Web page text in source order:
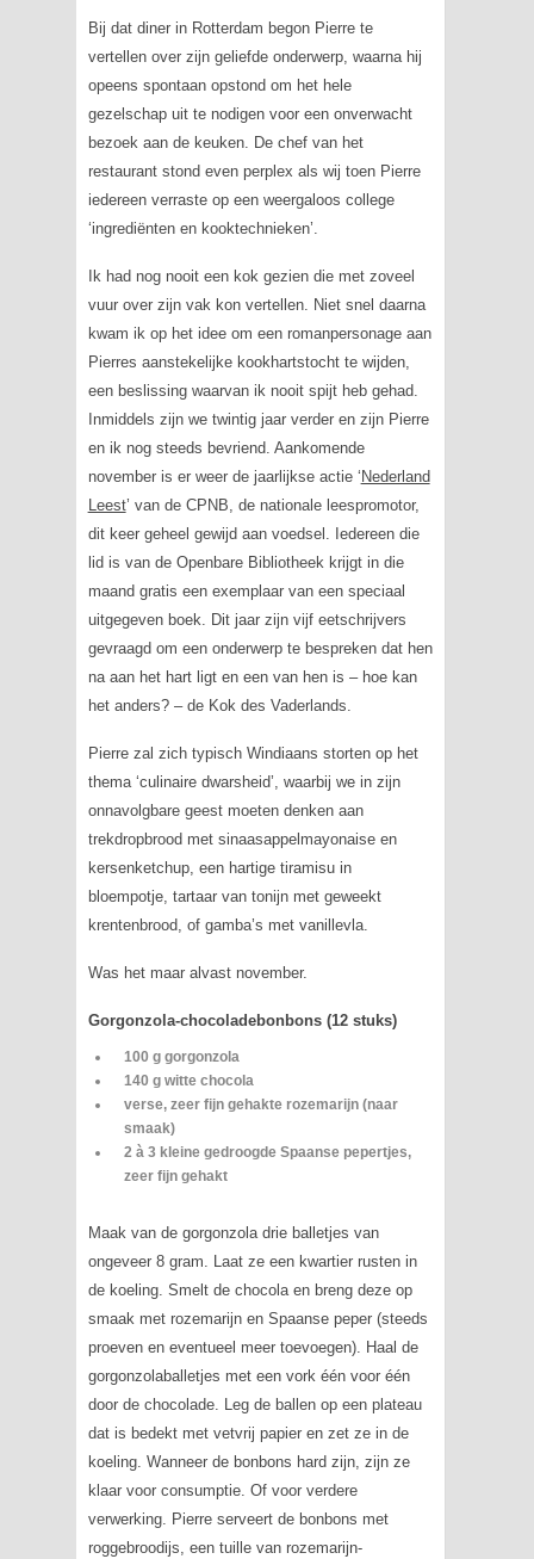
Bij dat diner in Rotterdam begon Pierre te
vertellen over zijn geliefde onderwerp, waarna hij
opeens spontaan opstond om het hele
gezelschap uit te nodigen voor een onverwacht
bezoek aan de keuken. De chef van het
restaurant stond even perplex als wij toen Pierre
iedereen verraste op een weergaloos college
‘ingrediënten en kooktechnieken’.
Ik had nog nooit een kok gezien die met zoveel
vuur over zijn vak kon vertellen. Niet snel daarna
kwam ik op het idee om een romanpersonage aan
Pierres aanstekelijke kookhartstocht te wijden,
een beslissing waarvan ik nooit spijt heb gehad.
Inmiddels zijn we twintig jaar verder en zijn Pierre
en ik nog steeds bevriend. Aankomende
november is er weer de jaarlijkse actie ‘ Nederland
Leest’ van de CPNB, de nationale leespromotor,
dit keer geheel gewijd aan voedsel. Iedereen die
lid is van de Openbare Bibliotheek krijgt in die
maand gratis een exemplaar van een speciaal
uitgegeven boek. Dit jaar zijn vijf eetschrijvers
gevraagd om een onderwerp te bespreken dat hen
na aan het hart ligt en een van hen is – hoe kan
het anders? – de Kok des Vaderlands.
Pierre zal zich typisch Windiaans storten op het
thema ‘culinaire dwarsheid’, waarbij we in zijn
onnavolgbare geest moeten denken aan
trekdropbrood met sinaasappelmayonaise en
kersenketchup, een hartige tiramisu in
bloempotje, tartaar van tonijn met geweekt
krentenbrood, of gamba’s met vanillevla.
Was het maar alvast november.
Gorgonzola-chocoladebonbons (12 stuks)
100 g gorgonzola
140 g witte chocola
verse, zeer fijn gehakte rozemarijn (naar
smaak)
2 à 3 kleine gedroogde Spaanse pepertjes,
zeer fijn gehakt
Maak van de gorgonzola drie balletjes van
ongeveer 8 gram. Laat ze een kwartier rusten in
de koeling. Smelt de chocola en breng deze op
smaak met rozemarijn en Spaanse peper (steeds
proeven en eventueel meer toevoegen). Haal de
gorgonzolaballetjes met een vork één voor één
door de chocolade. Leg de ballen op een plateau
dat is bedekt met vetvrij papier en zet ze in de
koeling. Wanneer de bonbons hard zijn, zijn ze
klaar voor consumptie. Of voor verdere
verwerking. Pierre serveert de bonbons met
roggebroodijs, een tuille van rozemarijn-